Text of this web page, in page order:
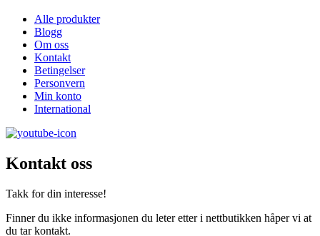
Alle produkter
Blogg
Om oss
Kontakt
Betingelser
Personvern
Min konto
International
Kontakt oss
Takk for din interesse!
Finner du ikke informasjonen du leter etter i nettbutikken håper vi at
du tar kontakt.